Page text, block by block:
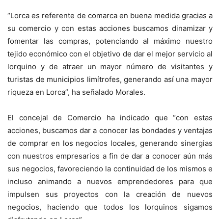
“Lorca es referente de comarca en buena medida gracias a
su comercio y con estas acciones buscamos dinamizar y
fomentar las compras, potenciando al máximo nuestro
tejido económico con el objetivo de dar el mejor servicio al
lorquino y de atraer un mayor número de visitantes y
turistas de municipios limítrofes, generando así una mayor
riqueza en Lorca”, ha señalado Morales.
El concejal de Comercio ha indicado que “con estas
acciones, buscamos dar a conocer las bondades y ventajas
de comprar en los negocios locales, generando sinergias
con nuestros empresarios a fin de dar a conocer aún más
sus negocios, favoreciendo la continuidad de los mismos e
incluso animando a nuevos emprendedores para que
impulsen sus proyectos con la creación de nuevos
negocios, haciendo que todos los lorquinos sigamos